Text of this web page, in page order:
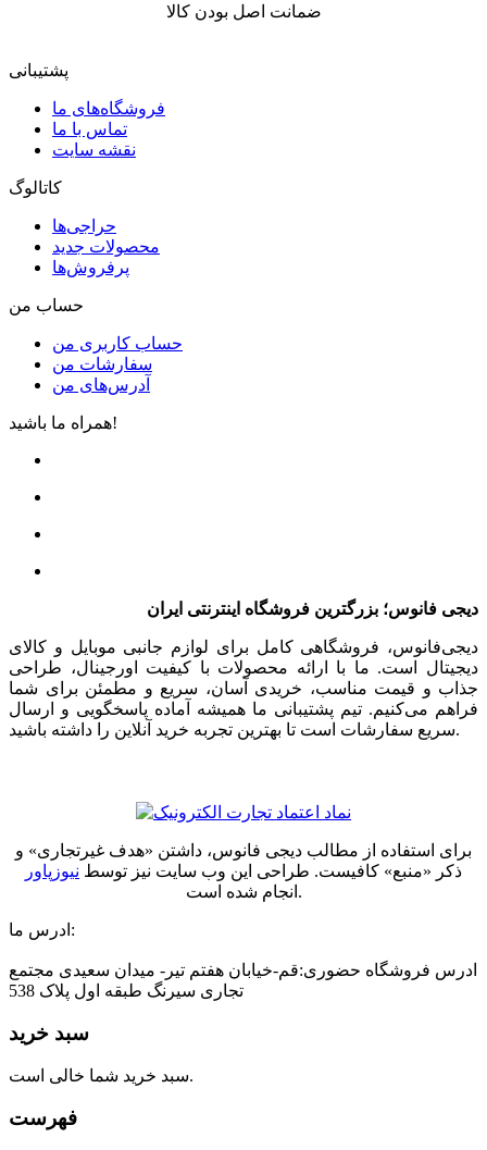
ضمانت اصل بودن کالا
پشتیبانی
فروشگاه‌های ما
تماس با ما
نقشه سایت
کاتالوگ
حراجی‌ها
محصولات جدید
پرفروش‌ها
حساب من
حساب کاربری من
سفارشات من
آدرس‌های من
همراه ما باشید!
دیجی فانوس؛ بزرگترین فروشگاه اینترنتی ایران
دیجی‌فانوس، فروشگاهی کامل برای لوازم جانبی موبایل و کالای
دیجیتال است. ما با ارائه محصولات با کیفیت اورجینال، طراحی
جذاب و قیمت مناسب، خریدی آسان، سریع و مطمئن برای شما
فراهم می‌کنیم. تیم پشتیبانی ما همیشه آماده پاسخگویی و ارسال
سریع سفارشات است تا بهترین تجربه خرید آنلاین را داشته باشید.
برای استفاده از مطالب دیجی فانوس، داشتن «هدف غیرتجاری» و
ذکر «منبع» کافیست. طراحی این وب سایت نیز توسط نیوزپاور
انجام شده است.
ادرس ما:
ادرس فروشگاه حضوری:قم-خیابان هفتم تیر- میدان سعیدی مجتمع
تجاری سیرنگ طبقه اول پلاک 538
سبد خرید
سبد خرید شما خالی است.
فهرست